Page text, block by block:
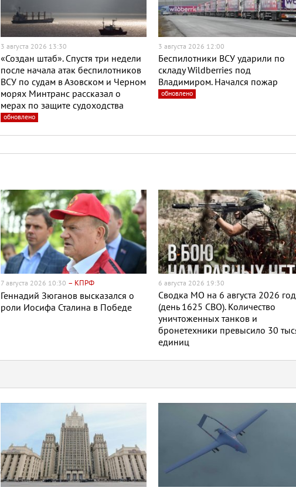
3 августа 2026 13:30
«Создан штаб». Спустя три недели
после начала атак беспилотников
ВСУ по судам в Азовском и Черном
морях Минтранс рассказал о
мерах по защите судоходства
обновлено
3 августа 2026 12:00
Беспилотники ВСУ ударили по
складу Wildberries под
Владимиром. Начался пожар
обновлено
7 августа 2026 10:30 – КПРФ
Геннадий Зюганов высказался о
роли Иосифа Сталина в Победе
6 августа 2026 19:30
Сводка МО на 6 августа 2026
(день 1625 СВО). Количество
уничтоженных танков и
бронетехники превысило 30
единиц